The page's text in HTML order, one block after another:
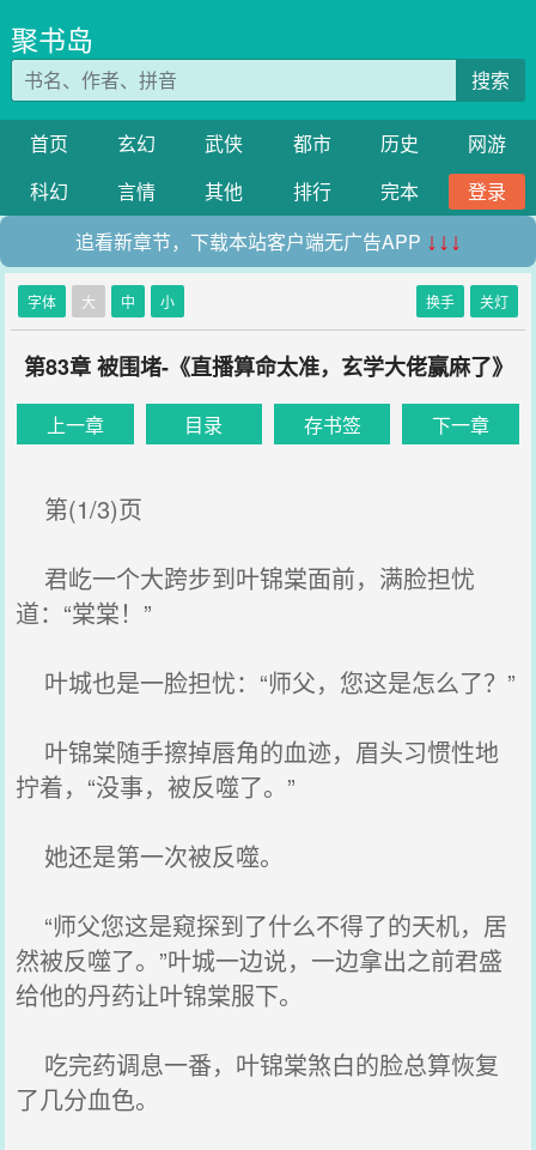
聚书岛
搜索
首页 玄幻 武侠 都市 历史
网游
科幻
言情 其他 排行 完本
登录
追看新章节，下载本站客户端无广告APP ↓↓↓
字体 大 中 小 换手 关灯
第83章 被围堵-《直播算命太准，玄学大佬赢麻了》
上一章 目录 存书签 下一章
第(1/3)页
君屹一个大跨步到叶锦棠面前，满脸担忧
道：“棠棠！”
叶城也是一脸担忧：“师父，您这是怎么了？”
叶锦棠随手擦掉唇角的血迹，眉头习惯性地
拧着，“没事，被反噬了。”
她还是第一次被反噬。
“师父您这是窥探到了什么不得了的天机，居
然被反噬了。”叶城一边说，一边拿出之前君盛
给他的丹药让叶锦棠服下。
吃完药调息一番，叶锦棠煞白的脸总算恢复
了几分血色。